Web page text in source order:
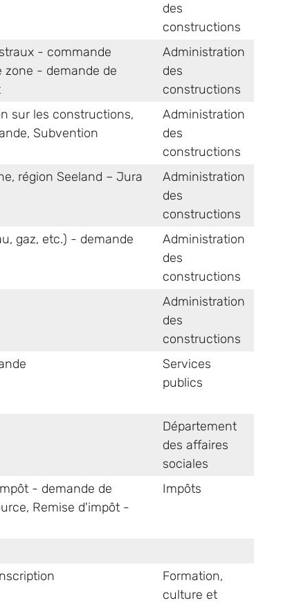
des
constructions
- commande
zone - demande de
Administration
des
constructions
sur les constructions,
, Subvention
Administration
des
constructions
région Seeland – Jura
Administration
des
constructions
gaz, etc.) - demande
Administration
des
constructions
Administration
des
constructions
Services
publics
Département
des affaires
sociales
- demande de
, Remise d'impôt -
Impôts
Formation,
culture et